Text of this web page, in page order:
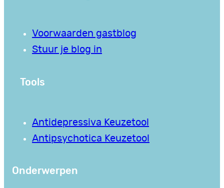
Voorwaarden gastblog
Stuur je blog in
Tools
Antidepressiva Keuzetool
Antipsychotica Keuzetool
Onderwerpen